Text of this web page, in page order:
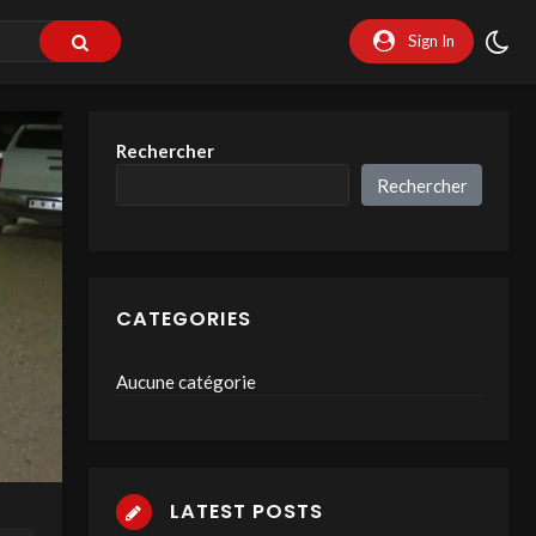
Sign In
Rechercher
Rechercher
CATEGORIES
Aucune catégorie
LATEST POSTS